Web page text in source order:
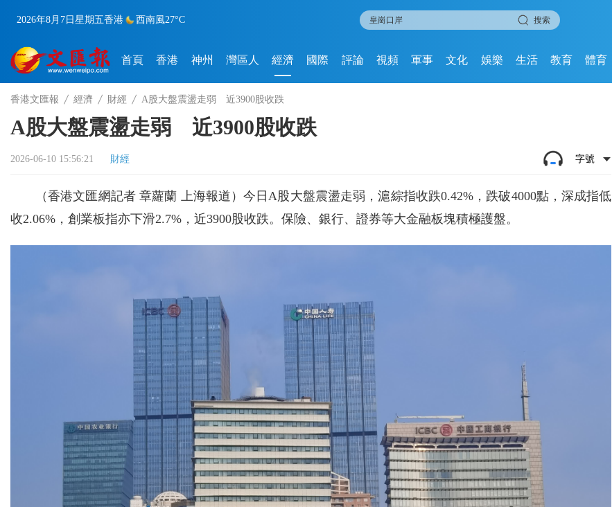
2026年8月7日 星期五香港 西南風27°C 搜索
首頁 香港 神州 灣區人 經濟 國際 評論 視頻 軍事 文化 娛樂 生活 教育 體育
香港文匯報 經濟 財經 A股大盤震盪走弱 近3900股收跌
A股大盤震盪走弱 近3900股收跌
2026-06-10 15:56:21 財經 字號
（香港文匯網記者 章蘿蘭 上海報道）今日A股大盤震盪走弱，滬綜指收跌0.42%，跌破4000點，深成指低
收2.06%，創業板指亦下滑2.7%，近3900股收跌。保險、銀行、證券等大金融板塊積極護盤。